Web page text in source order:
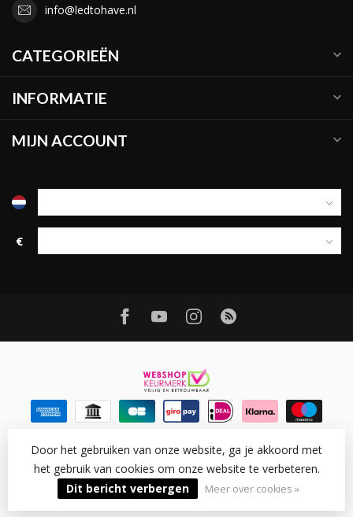
info@ledtohave.nl
CATEGORIEËN
INFORMATIE
MIJN ACCOUNT
€
© Copyright 2026 Ledtohave- Powered by Lightspeed-
Lightspeed designby Dyvelopment
Door het gebruiken van onze website, ga je akkoord met
het gebruik van cookies om onze website te verbeteren.
Dit bericht verbergen
Meer over cookies »